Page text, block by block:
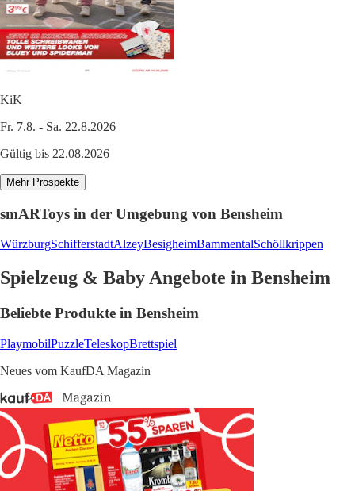
KiK
Fr. 7.8. - Sa. 22.8.2026
Gültig bis 22.08.2026
Mehr Prospekte
smARToys in der Umgebung von Bensheim
WürzburgSchifferstadtAlzeyBesigheimBammentalSchöllkrippen
Spielzeug & Baby Angebote in Bensheim
Beliebte Produkte in Bensheim
PlaymobilPuzzleTeleskopBrettspiel
Neues vom KaufDA Magazin